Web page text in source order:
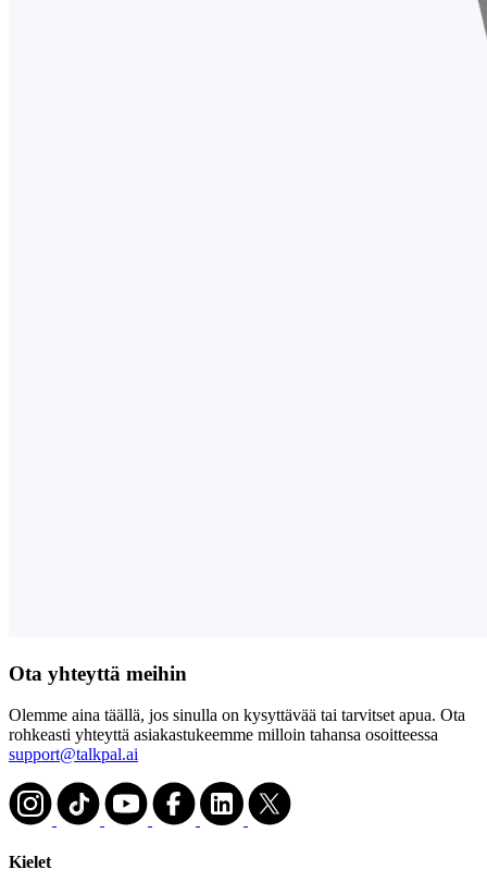
Ota yhteyttä meihin
Olemme aina täällä, jos sinulla on kysyttävää tai tarvitset apua. Ota
rohkeasti yhteyttä asiakastukeemme milloin tahansa osoitteessa
support@talkpal.ai
Kielet